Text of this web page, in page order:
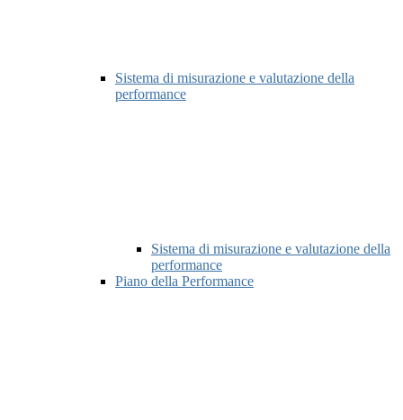
Sistema di misurazione e valutazione della
performance
Sistema di misurazione e valutazione della
performance
Piano della Performance